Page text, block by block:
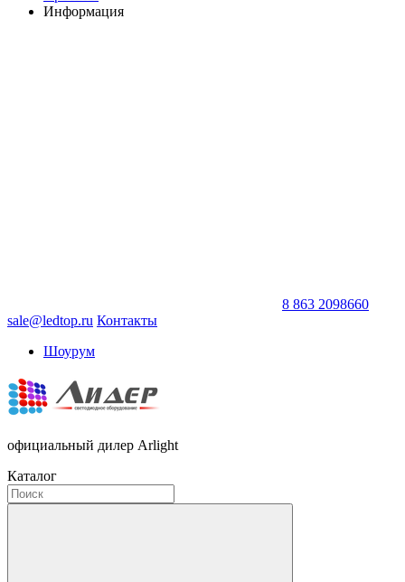
Информация
8 863 2098660
sale@ledtop.ru Контакты
Шоурум
официальный дилер Arlight
Каталог